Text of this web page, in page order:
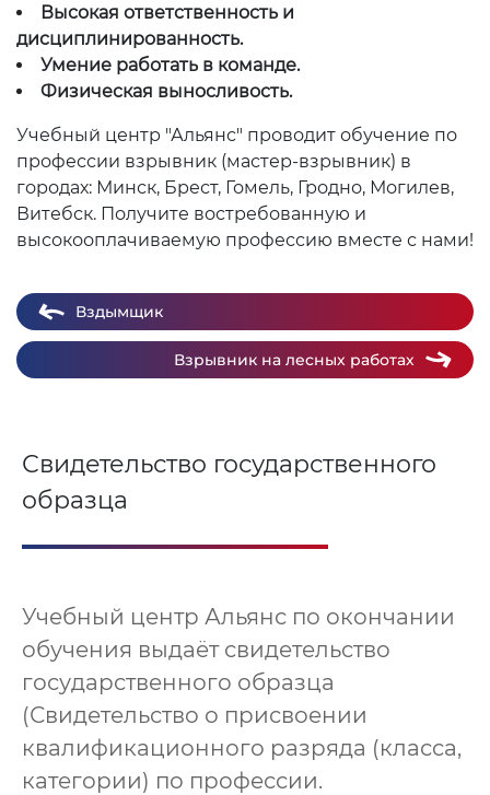
Высокая ответственность и
дисциплинированность.
Умение работать в команде.
Физическая выносливость.
Учебный центр "Альянс" проводит обучение по
профессии взрывник (мастер-взрывник) в
городах: Минск, Брест, Гомель, Гродно, Могилев,
Витебск. Получите востребованную и
высокооплачиваемую профессию вместе с нами!
Вздымщик
Взрывник на лесных работах
Свидетельство государственного
образца
Учебный центр Альянс по окончании
обучения выдаёт свидетельство
государственного образца
(Свидетельство о присвоении
квалификационного разряда (класса,
категории) по профессии.